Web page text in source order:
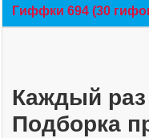
Гиффки 694 (30
Каждый
Подборка